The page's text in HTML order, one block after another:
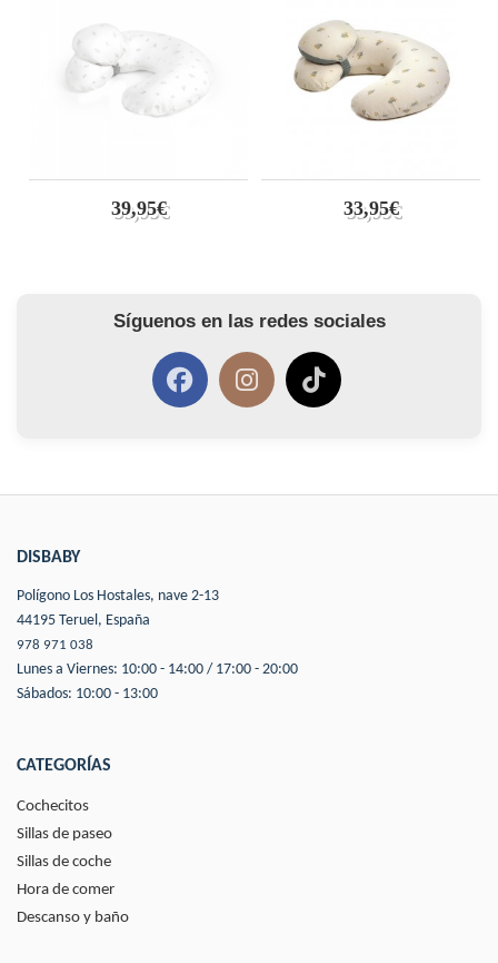
39,95€ 33,95€
Síguenos en las redes sociales
DISBABY
Polígono Los Hostales, nave 2-13
44195 Teruel, España
978 971 038
Lunes a Viernes: 10:00 - 14:00 / 17:00 - 20:00
Sábados: 10:00 - 13:00
CATEGORÍAS
Cochecitos
Sillas de paseo
Sillas de coche
Hora de comer
Descanso y baño